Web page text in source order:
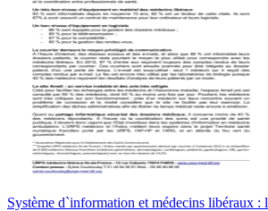
Système d`information et médecins libéraux :